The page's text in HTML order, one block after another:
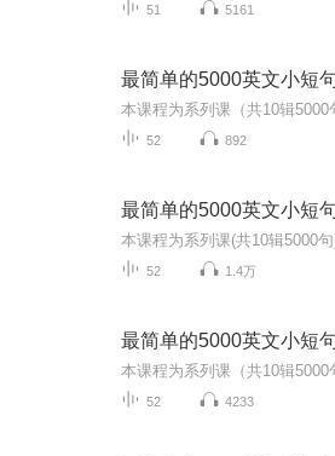
51 5161
最简单的5000英文小短
52 892
最简单的5000英文小短
52 1.4万
最简单的5000英文小短
52 4233